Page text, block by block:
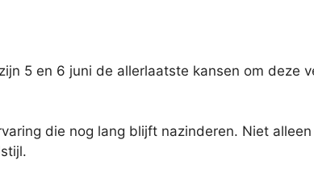
5 en 6 juni de allerlaatste kansen om deze
die nog lang blijft nazinderen. Niet